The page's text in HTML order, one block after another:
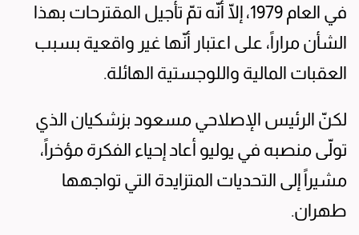
في العام 1979، إلّا أنّه تمّ تأجيل المقترحات بهذا
الشأن مراراً، على اعتبار أنّها غير واقعية بسبب
العقبات المالية واللوجستية الهائلة.
لكنّ الرئيس الإصلاحي مسعود بزشكيان الذي
تولّى منصبه في يوليو أعاد إحياء الفكرة مؤخراً،
مشيراً إلى التحديات المتزايدة التي تواجهها
طهران.